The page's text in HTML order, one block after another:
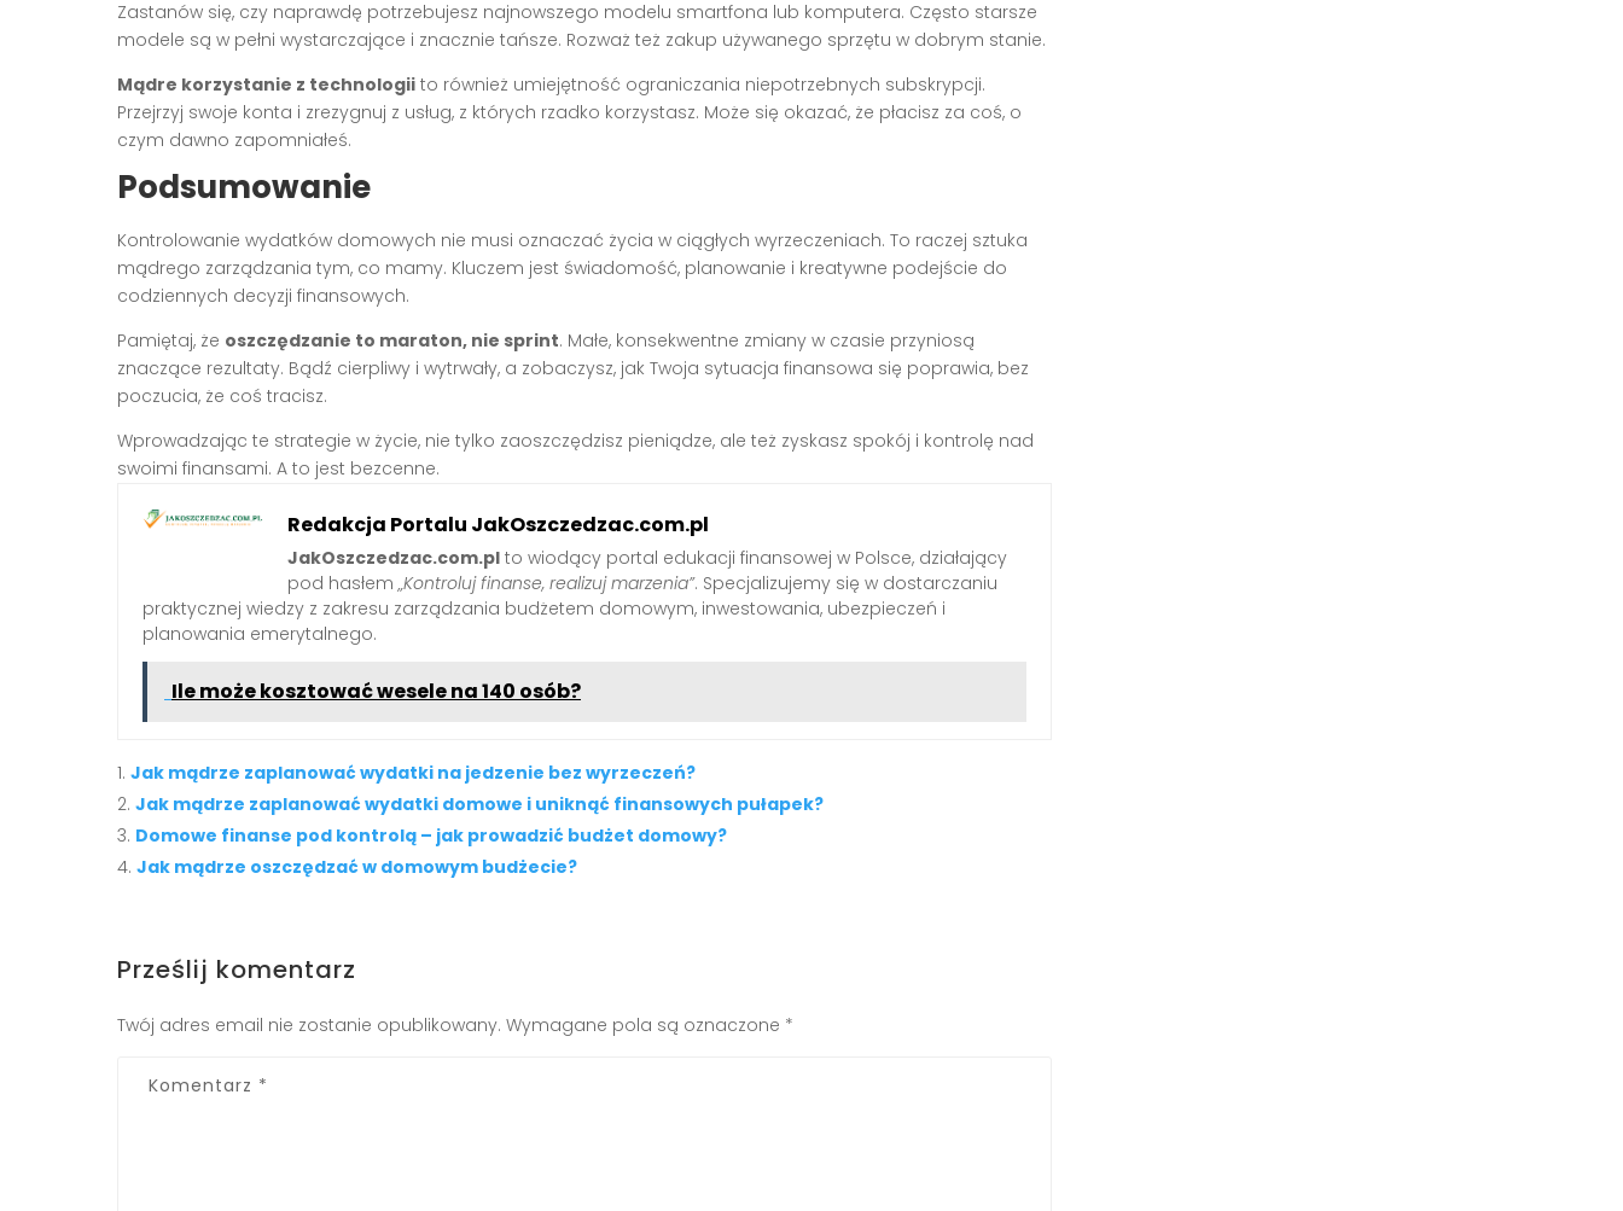
Zastanów się, czy naprawdę potrzebujesz najnowszego modelu smartfona lub komputera. Często starsze
modele są w pełni wystarczające i znacznie tańsze. Rozważ też zakup używanego sprzętu w dobrym stanie.
Mądre korzystanie z technologii to również umiejętność ograniczania niepotrzebnych subskrypcji.
Przejrzyj swoje konta i zrezygnuj z usług, z których rzadko korzystasz. Może się okazać, że płacisz za coś, o
czym dawno zapomniałeś.
Podsumowanie
Kontrolowanie wydatków domowych nie musi oznaczać życia w ciągłych wyrzeczeniach. To raczej sztuka
mądrego zarządzania tym, co mamy. Kluczem jest świadomość, planowanie i kreatywne podejście do
codziennych decyzji finansowych.
Pamiętaj, że oszczędzanie to maraton, nie sprint. Małe, konsekwentne zmiany w czasie przyniosą
znaczące rezultaty. Bądź cierpliwy i wytrwały, a zobaczysz, jak Twoja sytuacja finansowa się poprawia, bez
poczucia, że coś tracisz.
Wprowadzając te strategie w życie, nie tylko zaoszczędzisz pieniądze, ale też zyskasz spokój i kontrolę nad
swoimi finansami. A to jest bezcenne.
Redakcja Portalu JakOszczedzac.com.pl
JakOszczedzac.com.pl to wiodący portal edukacji finansowej w Polsce, działający
pod hasłem „Kontroluj finanse, realizuj marzenia”. Specjalizujemy się w dostarczaniu
praktycznej wiedzy z zakresu zarządzania budżetem domowym, inwestowania, ubezpieczeń i
planowania emerytalnego.
Ile może kosztować wesele na 140 osób?
Jak mądrze zaplanować wydatki na jedzenie bez wyrzeczeń?
Jak mądrze zaplanować wydatki domowe i uniknąć finansowych pułapek?
Domowe finanse pod kontrolą – jak prowadzić budżet domowy?
Jak mądrze oszczędzać w domowym budżecie?
Prześlij komentarz
Twój adres email nie zostanie opublikowany. Wymagane pola są oznaczone *